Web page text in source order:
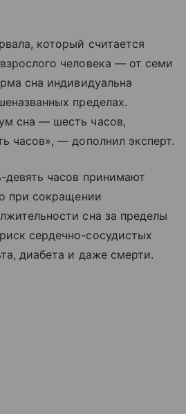
который считается
человека — от семи
сна индивидуальна
пределах.
сна — шесть часов,
часов», — дополнил эксперт.
часов принимают
при сокращении
сна за пределы
сердечно-сосудистых
диабета и даже смерти.